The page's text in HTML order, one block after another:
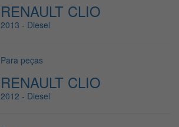
RENAULT CLIO
2013 - Diesel
Para peças
RENAULT CLIO
2012 - Diesel